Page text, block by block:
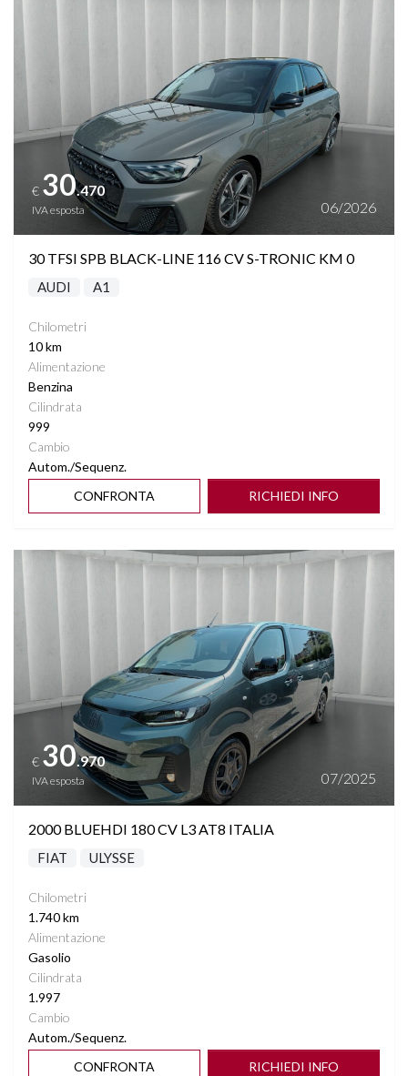
€ 30.470
IVA esposta 06/2026
30 TFSI SPB BLACK-LINE 116 CV S-TRONIC KM 0
AUDI A1
Chilometri
10 km
Alimentazione
Benzina
Cilindrata
999
Cambio
Autom./Sequenz.
CONFRONTA
RICHIEDI INFO
Vedi dettagli
€ 30.970
IVA esposta 07/2025
2000 BLUEHDI 180 CV L3 AT8 ITALIA
FIAT ULYSSE
Chilometri
1.740 km
Alimentazione
Gasolio
Cilindrata
1.997
Cambio
Autom./Sequenz.
CONFRONTA
RICHIEDI INFO